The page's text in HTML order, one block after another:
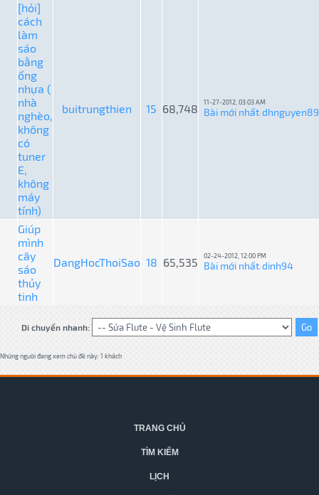
[hỏi]
cách
làm
sáo
bằng
ống
nhựa (
nhà
nghèo,
không
có
tuner
E,
không
máy
tính)
buitrungthien 15 68,748 11-27-2012, 03:03 AM
Bài mới nhất:dhnguyen89
Giúp
mình
cây
sáo
thủy
tinh
DangHocThoiSao 18 65,535 02-24-2012, 12:00 PM
Bài mới nhất:dinh94
Di chuyển nhanh:
Những người đang xem chủ đề này: 1 khách
TRANG CHỦ
TÌM KIẾM
LỊCH